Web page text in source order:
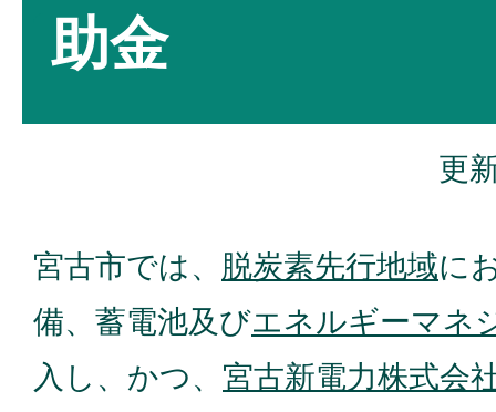
助金
更
宮古市では、 脱炭素先行地域に
備、蓄電池及びエネルギーマネ
入し、かつ、 宮古新電力株式会